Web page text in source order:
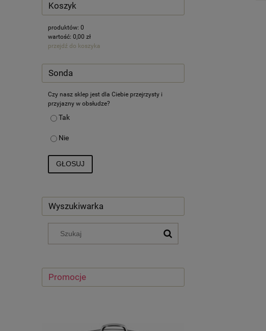
Koszyk
produktów: 0
wartość: 0,00 zł
przejdź do koszyka
Sonda
Czy nasz sklep jest dla Ciebie przejrzysty i
przyjazny w obsłudze?
Tak
Nie
GŁOSUJ
Wyszukiwarka
Promocje